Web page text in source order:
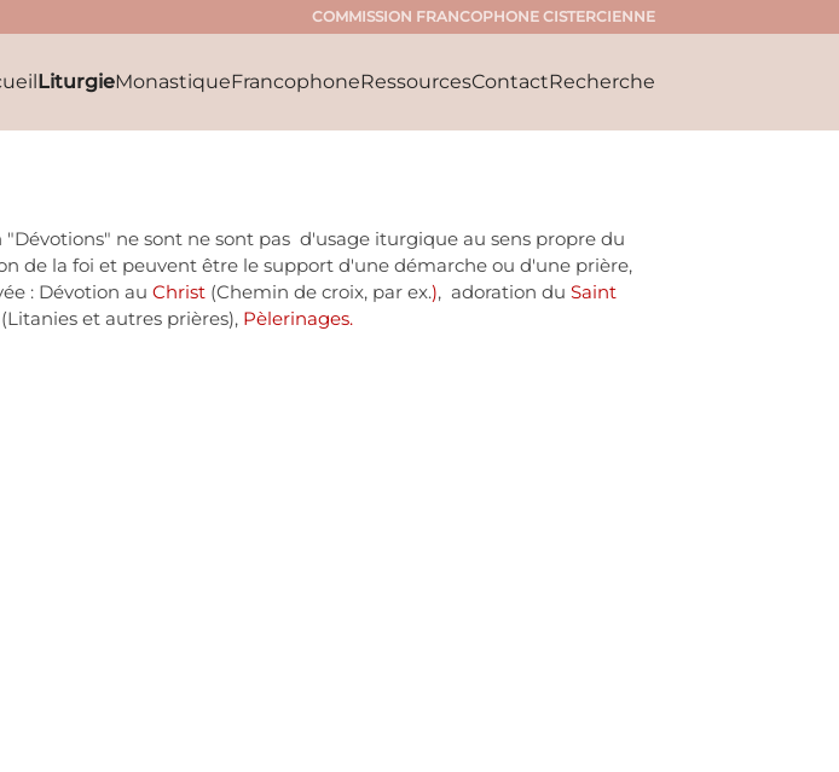
COMMISSION FRANCOPHONE CISTERCIENNE
LiturgieMonastiqueFrancophoneRessourcesContactRecherche
ne sont ne sont pas d'usage iturgique au sens propre du
de la foi et peuvent être le support d'une démarche ou d'une prière,
: Dévotion au Christ (Chemin de croix, par ex.), adoration du Saint
(Litanies et autres prières), Pèlerinages.